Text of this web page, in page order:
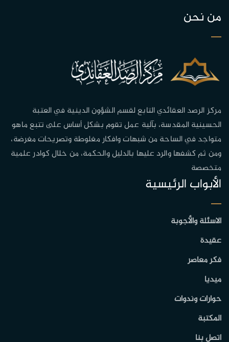
من نحن
مركز الرصد العقائدي التابع لقسم الشؤون الدينية في العتبة
الحسينية المقدسة، بآلية عمل تقوم بشكل أساس على تتبع ماهو
متواجد في الساحة من شبهات وافكار مغلوطة وتصريحات مغرضة،
ومن ثم كشفها والرد عليها بالدليل والحكمة، من خلال كوادر علمية
متخصصة
الأبواب الرئيسية
الاسئلة والأجوبة
عقيدة
فكر معاصر
ميديا
حوارات وندوات
المكتبة
اتصل بنا